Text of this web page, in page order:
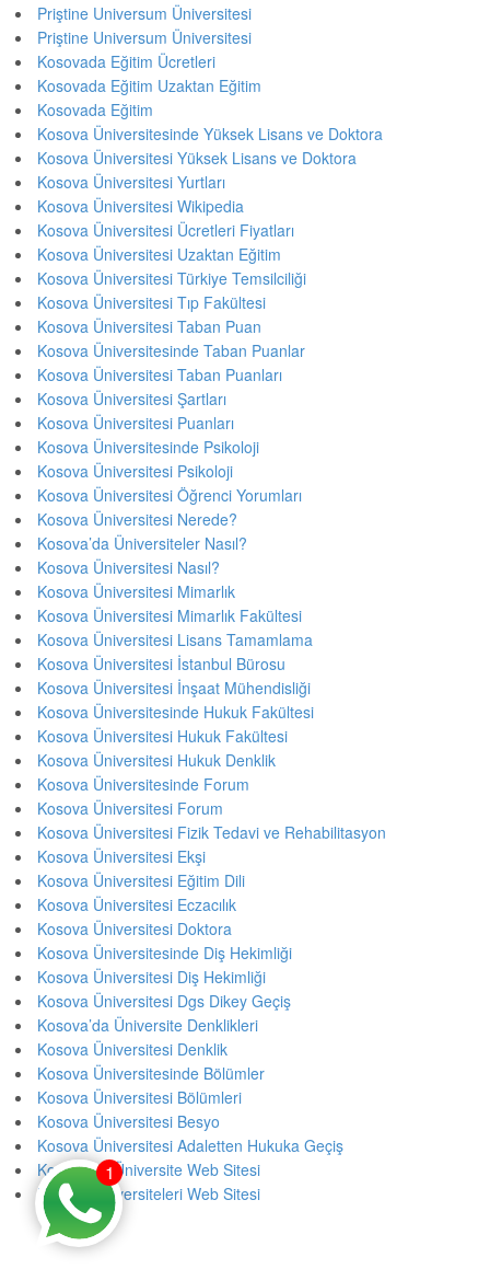
Priştine Universum Üniversitesi
Priştine Universum Üniversitesi
Kosovada Eğitim Ücretleri
Kosovada Eğitim Uzaktan Eğitim
Kosovada Eğitim
Kosova Üniversitesinde Yüksek Lisans ve Doktora
Kosova Üniversitesi Yüksek Lisans ve Doktora
Kosova Üniversitesi Yurtları
Kosova Üniversitesi Wikipedia
Kosova Üniversitesi Ücretleri Fiyatları
Kosova Üniversitesi Uzaktan Eğitim
Kosova Üniversitesi Türkiye Temsilciliği
Kosova Üniversitesi Tıp Fakültesi
Kosova Üniversitesi Taban Puan
Kosova Üniversitesinde Taban Puanlar
Kosova Üniversitesi Taban Puanları
Kosova Üniversitesi Şartları
Kosova Üniversitesi Puanları
Kosova Üniversitesinde Psikoloji
Kosova Üniversitesi Psikoloji
Kosova Üniversitesi Öğrenci Yorumları
Kosova Üniversitesi Nerede?
Kosova’da Üniversiteler Nasıl?
Kosova Üniversitesi Nasıl?
Kosova Üniversitesi Mimarlık
Kosova Üniversitesi Mimarlık Fakültesi
Kosova Üniversitesi Lisans Tamamlama
Kosova Üniversitesi İstanbul Bürosu
Kosova Üniversitesi İnşaat Mühendisliği
Kosova Üniversitesinde Hukuk Fakültesi
Kosova Üniversitesi Hukuk Fakültesi
Kosova Üniversitesi Hukuk Denklik
Kosova Üniversitesinde Forum
Kosova Üniversitesi Forum
Kosova Üniversitesi Fizik Tedavi ve Rehabilitasyon
Kosova Üniversitesi Ekşi
Kosova Üniversitesi Eğitim Dili
Kosova Üniversitesi Eczacılık
Kosova Üniversitesi Doktora
Kosova Üniversitesinde Diş Hekimliği
Kosova Üniversitesi Diş Hekimliği
Kosova Üniversitesi Dgs Dikey Geçiş
Kosova’da Üniversite Denklikleri
Kosova Üniversitesi Denklik
Kosova Üniversitesinde Bölümler
Kosova Üniversitesi Bölümleri
Kosova Üniversitesi Besyo
Kosova Üniversitesi Adaletten Hukuka Geçiş
Kosova’da Üniversite Web Sitesi
Kosova Üniversiteleri Web Sitesi
1